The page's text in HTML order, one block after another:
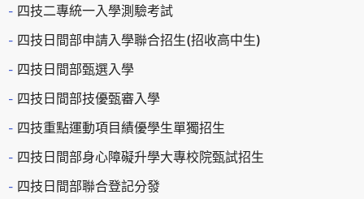
四技二專統一入學測驗考試
四技日間部申請入學聯合招生(招收高中生)
四技日間部甄選入學
四技日間部技優甄審入學
四技重點運動項目績優學生單獨招生
四技日間部身心障礙升學大專校院甄試招生
四技日間部聯合登記分發